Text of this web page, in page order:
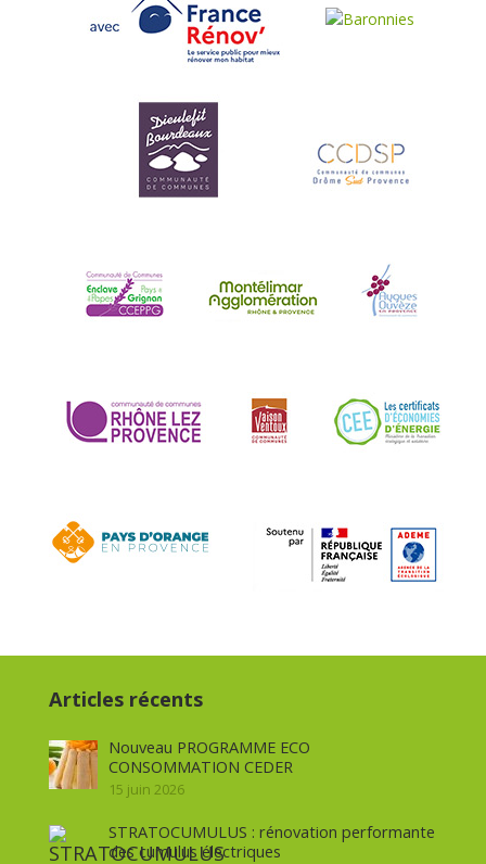
Articles récents
Nouveau PROGRAMME ECO
CONSOMMATION CEDER
15 juin 2026
STRATOCUMULUS : rénovation performante
des cumulus électriques